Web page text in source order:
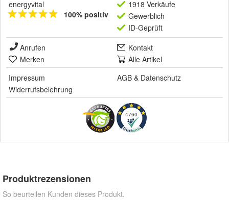
energyvital
100% positiv
1918 Verkäufe
Gewerblich
ID-Geprüft
Anrufen
Kontakt
Merken
Alle Artikel
Impressum
AGB & Datenschutz
Widerrufsbelehrung
4760
Produktrezensionen
So beurteilen Kunden dieses Produkt.